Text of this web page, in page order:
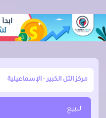
أبحث عن مدينة, محافظة, حي
للبيع